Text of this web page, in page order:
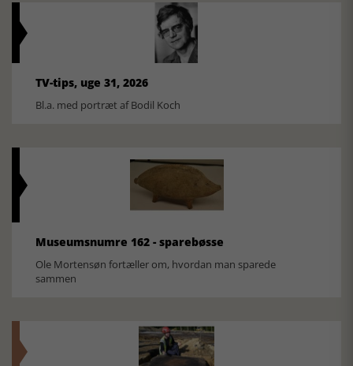
TV-tips, uge 31, 2026
Bl.a. med portræt af Bodil Koch
Museumsnumre 162 - sparebøsse
Ole Mortensøn fortæller om, hvordan man sparede
sammen